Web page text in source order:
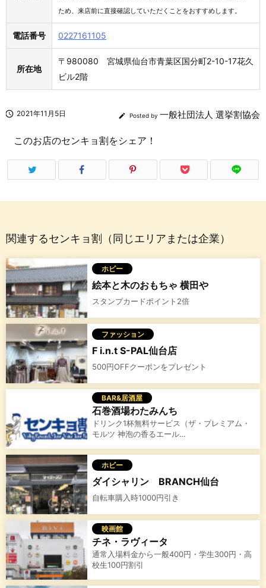
ため、来店前に直接確認していただくことをおすすめします。
電話番号 0227161105
所在地
〒980080 宮城県仙台市青葉区国分町2-10-17花久
ビル2階
 2021年11月5日  Posted by 一般社団法人 選挙割協会
このお店のセンキョ割をシェア！
関連するセンキョ割（同じエリアまたは企業）
ホビー
絵本と木のおもちゃ 横田や
スタンプカードポイント2倍
ファッション
F i.n.t S-PAL仙台店
500円OFFクーポンをプレゼント
BAR&居酒屋
石巻酒場わたみんち
ドリンク1杯無料サービス（ザ・プレミアム・
モルツ 神泡の香るエール…
ホビー
ダイシャリン BRANCH仙台
自転車購入時1000円引き
映画館
チネ・ラヴィータ
通常入場料金から一般400円・学生300円・高
校生100円割引